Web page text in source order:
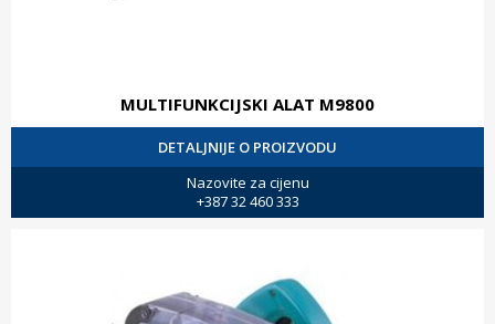
MULTIFUNKCIJSKI ALAT M9800
DETALJNIJE O PROIZVODU
Nazovite za cijenu
+387 32 460 333